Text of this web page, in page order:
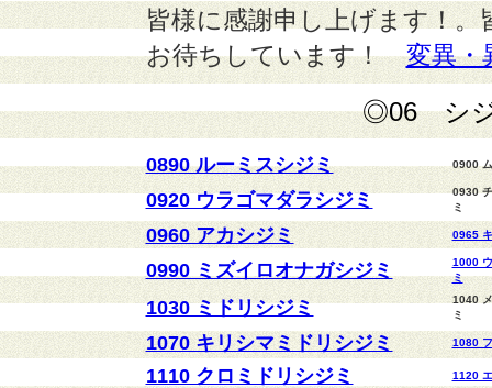
皆様に感謝申し上げます！
お待ちしています！変異・
◎06 シ
0890 ルーミスシジミ 0900
0920 ウラゴマダラシジミ
0930
ミ
0960 アカシジミ 0965
0990 ミズイロオナガシジミ
1000
ミ
1030 ミドリシジミ
1040
ミ
1070 キリシマミドリシジミ 1080
1110 クロミドリシジミ 1120